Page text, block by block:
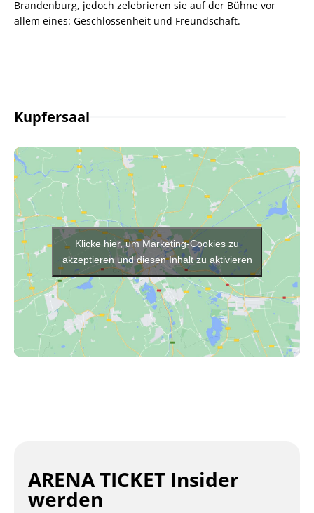
Brandenburg, jedoch zelebrieren sie auf der Bühne vor
allem eines: Geschlossenheit und Freundschaft.
Kupfersaal
Klicke hier, um Marketing-Cookies zu
akzeptieren und diesen Inhalt zu aktivieren
ARENA TICKET Insider
werden